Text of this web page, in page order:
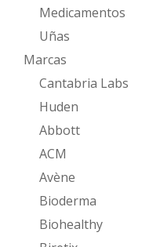
Medicamentos
Uñas
Marcas
Cantabria Labs
Huden
Abbott
ACM
Avène
Bioderma
Biohealthy